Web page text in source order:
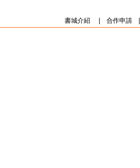
書城介紹 合作申請